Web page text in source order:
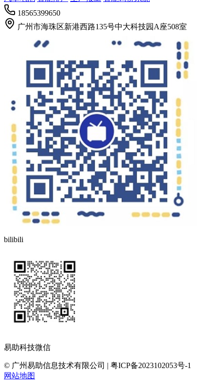
18565399650
广州市海珠区新港西路135号中大科技园A座508室
bilibili
易助科技微信
© 广州易助信息技术有限公司 | 粤ICP备2023102053号-1
网站地图